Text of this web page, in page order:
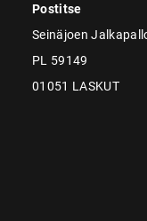
Postitse
Seinäjoen
PL 59149
01051 LASKUT